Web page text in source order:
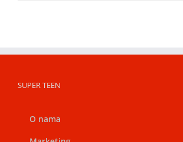
SUPER TEEN
O nama